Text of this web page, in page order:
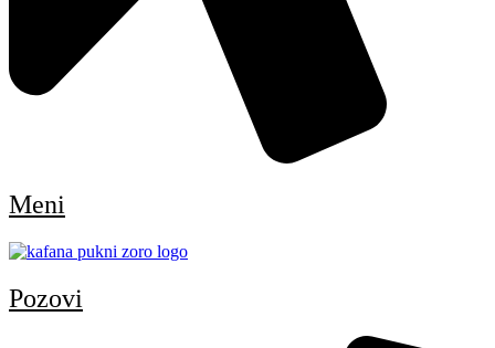
Meni
Pozovi